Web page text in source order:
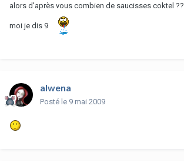
alors d'après vous combien de saucisses coktel ??
moi je dis 9
alwena
Posté le 9 mai 2009